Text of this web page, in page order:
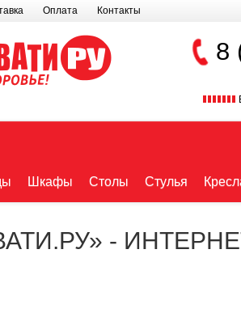
Оплата Контакты
8
Шкафы Столы Стулья
-